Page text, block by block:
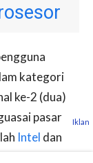
kategori
ke-2 (dua)
pasar
Intel dan
Iklan